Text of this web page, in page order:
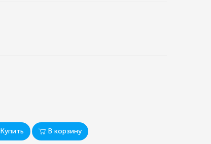
Купить В корзину